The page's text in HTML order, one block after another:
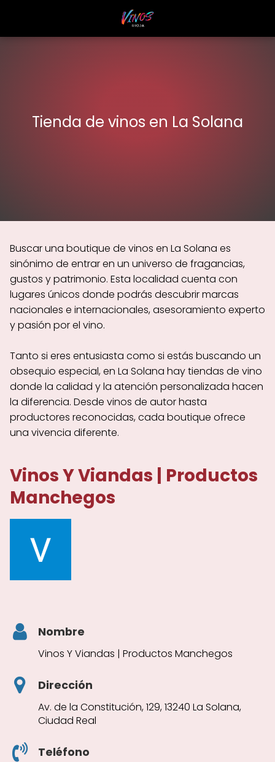
Tienda de vinos en La Solana
Buscar una boutique de vinos en La Solana es
sinónimo de entrar en un universo de fragancias,
gustos y patrimonio. Esta localidad cuenta con
lugares únicos donde podrás descubrir marcas
nacionales e internacionales, asesoramiento experto
y pasión por el vino.
Tanto si eres entusiasta como si estás buscando un
obsequio especial, en La Solana hay tiendas de vino
donde la calidad y la atención personalizada hacen
la diferencia. Desde vinos de autor hasta
productores reconocidas, cada boutique ofrece
una vivencia diferente.
Vinos Y Viandas | Productos
Manchegos
Nombre
Vinos Y Viandas | Productos Manchegos
Dirección
Av. de la Constitución, 129, 13240 La Solana,
Ciudad Real
Teléfono